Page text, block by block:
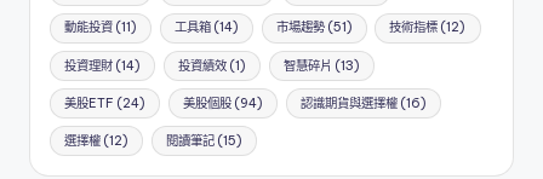
動能投資 (11) 工具箱(14) 市場趨勢(51) 技術指標 (12)
投資理財 (14) 投資績效(1) 智慧碎片 (13)
美股ETF (24) 美股個股(94) 認識期貨與選擇權(16)
選擇權 (12) 閱讀筆記(15)